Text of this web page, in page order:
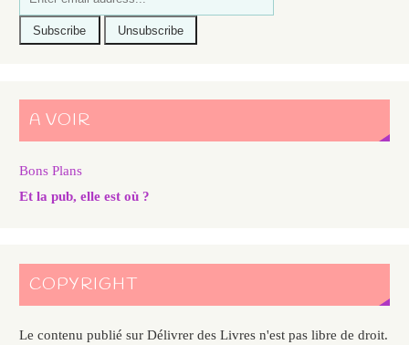
A VOIR
Bons Plans
Et la pub, elle est où ?
COPYRIGHT
Le contenu publié sur Délivrer des Livres n'est pas libre de droit.